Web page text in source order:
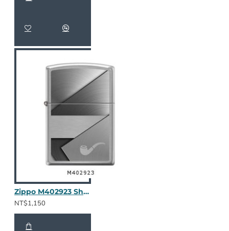
Zippo M402923 Sheet Metal Pipe Design
NT$1,150